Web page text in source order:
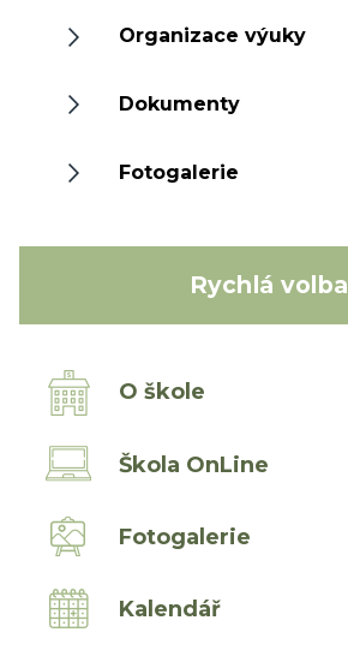
Organizace výuky
Dokumenty
Fotogalerie
Rychlá volba
O škole
Škola OnLine
Fotogalerie
Kalendář